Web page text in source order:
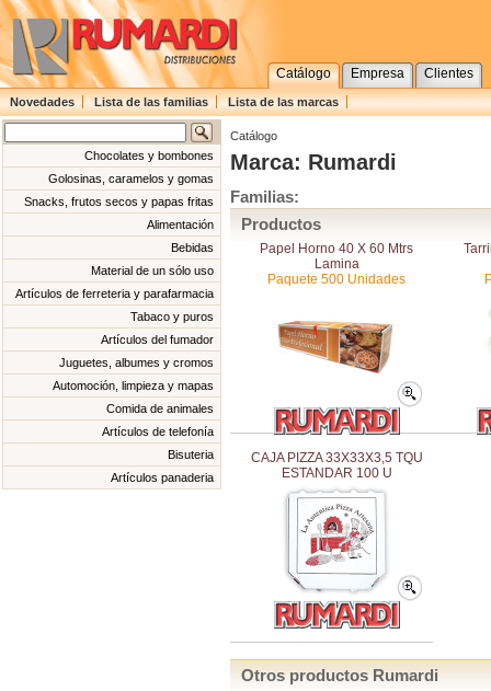
Catálogo Empresa Clientes
Novedades Lista de las familias Lista de las marcas
Catálogo
Marca: Rumardi
Familias:
Productos
Papel Horno 40 X 60 Mtrs
Lamina
Paquete 500 Unidades
CAJA PIZZA 33X33X3,5 TQU
ESTANDAR 100 U
Otros productos Rumardi
Chocolates y bombones
Golosinas, caramelos y gomas
Snacks, frutos secos y papas fritas
Alimentación
Bebidas
Material de un sólo uso
Artículos de ferreteria y parafarmacia
Tabaco y puros
Artículos del fumador
Juguetes, albumes y cromos
Automoción, limpieza y mapas
Comida de animales
Artículos de telefonía
Bisuteria
Artículos panaderia